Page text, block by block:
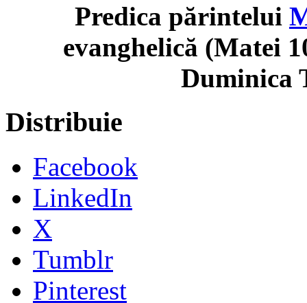
Predica părintelui
evanghelică (Matei
Duminica
Distribuie
Facebook
LinkedIn
X
Tumblr
Pinterest